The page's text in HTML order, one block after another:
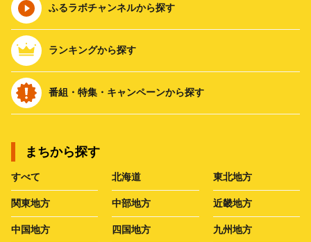
ふるラボチャンネルから探す
ランキングから探す
番組・特集・キャンペーンから探す
まちから探す
すべて 北海道 東北地方
関東地方 中部地方 近畿地方
中国地方 四国地方 九州地方